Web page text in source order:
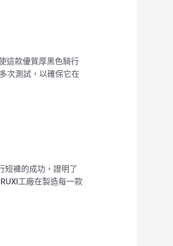
這款優質厚黑色騎行
次測試，以確保它在
短褲的成功，證明了
工廠在製造每一款